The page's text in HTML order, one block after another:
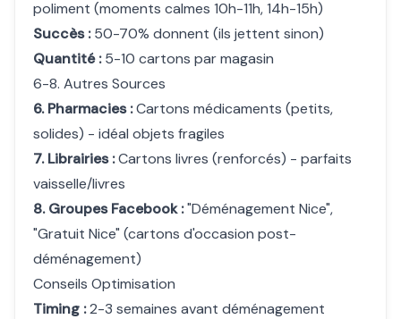
poliment (moments calmes 10h-11h, 14h-15h)
Succès :50-70% donnent (ils jettent sinon)
Quantité :5-10 cartons par magasin
6-8. Autres Sources
6. Pharmacies :Cartons médicaments (petits,
solides) - idéal objets fragiles
7. Librairies :Cartons livres (renforcés) - parfaits
vaisselle/livres
8. Groupes Facebook :"Déménagement Nice",
"Gratuit Nice" (cartons d'occasion post-
déménagement)
Conseils Optimisation
Timing :2-3 semaines avant déménagement